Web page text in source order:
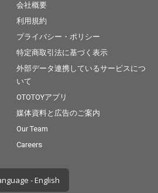
会社概要
利用規約
プライバシー・ポリシー
特定商取引法に基づく表示
外部データ連携しているサービスにつ
いて
OTOTOYアプリ
媒体資料と広告のご案内
Our Team
Careers
- English